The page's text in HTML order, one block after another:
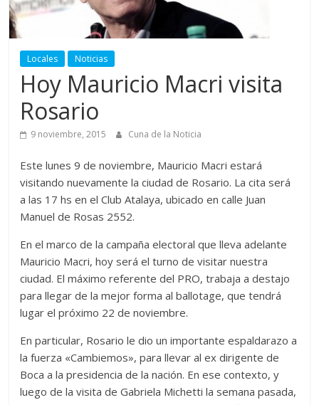
Locales Noticias
Hoy Mauricio Macri visita
Rosario
9 noviembre, 2015 Cuna de la Noticia
Este lunes 9 de noviembre, Mauricio Macri estará
visitando nuevamente la ciudad de Rosario. La cita será
a las 17 hs en el Club Atalaya, ubicado en calle Juan
Manuel de Rosas 2552.
En el marco de la campaña electoral que lleva adelante
Mauricio Macri, hoy será el turno de visitar nuestra
ciudad. El máximo referente del PRO, trabaja a destajo
para llegar de la mejor forma al ballotage, que tendrá
lugar el próximo 22 de noviembre.
En particular, Rosario le dio un importante espaldarazo a
la fuerza «Cambiemos», para llevar al ex dirigente de
Boca a la presidencia de la nación. En ese contexto, y
luego de la visita de Gabriela Michetti la semana pasada,